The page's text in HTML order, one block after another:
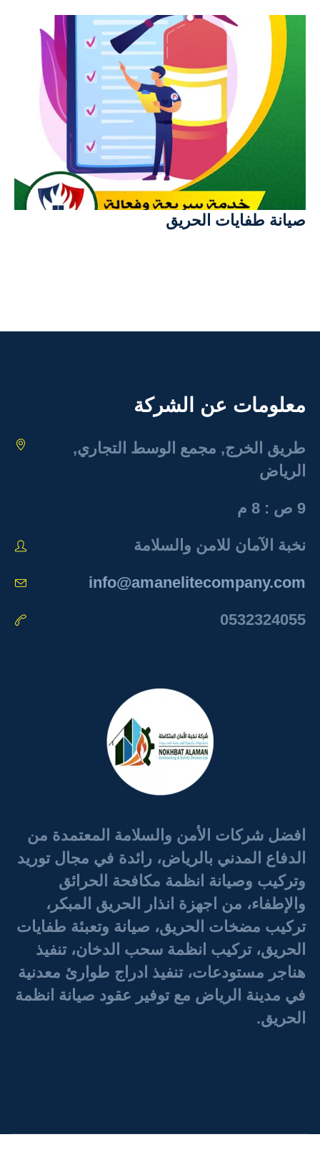
صيانة طفايات الحريق
معلومات عن الشركة
طريق الخرج, مجمع الوسط التجاري,
الرياض
9 ص : 8 م
نخبة الآمان للامن والسلامة
info@amanelitecompany.com
0532324055
افضل شركات الأمن والسلامة المعتمدة من
الدفاع المدني بالرياض، رائدة في مجال توريد
وتركيب وصيانة انظمة مكافحة الحرائق
والإطفاء، من اجهزة انذار الحريق المبكر،
تركيب مضخات الحريق، صيانة وتعبئة طفايات
الحريق، تركيب انظمة سحب الدخان، تنفيذ
هناجر مستودعات، تنفيذ ادراج طوارئ معدنية
في مدينة الرياض مع توفير عقود صيانة انظمة
الحريق.